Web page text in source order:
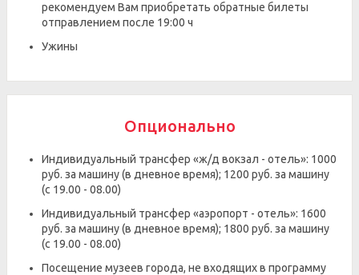
рекомендуем Вам приобретать обратные билеты
отправлением после 19:00 ч
Ужины
Опционально
Индивидуальный трансфер «ж/д вокзал - отель»: 1000
руб. за машину (в дневное время); 1200 руб. за машину
(с 19.00 - 08.00)
Индивидуальный трансфер «аэропорт - отель»: 1600
руб. за машину (в дневное время); 1800 руб. за машину
(с 19.00 - 08.00)
Посещение музеев города, не входящих в программу